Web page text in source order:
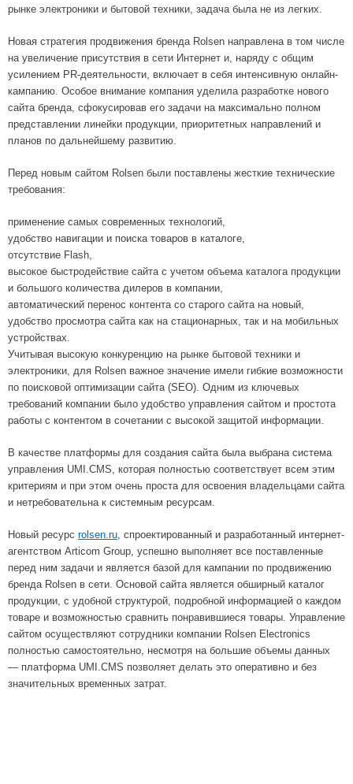
рынке электроники и бытовой техники, задача была не из легких.
Новая стратегия продвижения бренда Rolsen направлена в том числе
на увеличение присутствия в сети Интернет и, наряду с общим
усилением PR-деятельности, включает в себя интенсивную онлайн-
кампанию. Особое внимание компания уделила разработке нового
сайта бренда, сфокусировав его задачи на максимально полном
представлении линейки продукции, приоритетных направлений и
планов по дальнейшему развитию.
Перед новым сайтом Rolsen были поставлены жесткие технические
требования:
применение самых современных технологий,
удобство навигации и поиска товаров в каталоге,
отсутствие Flash,
высокое быстродействие сайта с учетом объема каталога продукции
и большого количества дилеров в компании,
автоматический перенос контента со старого сайта на новый,
удобство просмотра сайта как на стационарных, так и на мобильных
устройствах.
Учитывая высокую конкуренцию на рынке бытовой техники и
электроники, для Rolsen важное значение имели гибкие возможности
по поисковой оптимизации сайта (SEO). Одним из ключевых
требований компании было удобство управления сайтом и простота
работы с контентом в сочетании с высокой защитой информации.
В качестве платформы для создания сайта была выбрана система
управления UMI.CMS, которая полностью соответствует всем этим
критериям и при этом очень проста для освоения владельцами сайта
и нетребовательна к системным ресурсам.
Новый ресурс rolsen.ru, спроектированный и разработанный интернет-
агентством Articom Group, успешно выполняет все поставленные
перед ним задачи и является базой для кампании по продвижению
бренда Rolsen в сети. Основой сайта является обширный каталог
продукции, с удобной структурой, подробной информацией о каждом
товаре и возможностью сравнить понравившиеся товары. Управление
сайтом осуществляют сотрудники компании Rolsen Electronics
полностью самостоятельно, несмотря на большие объемы данных
— платформа UMI.CMS позволяет делать это оперативно и без
значительных временных затрат.